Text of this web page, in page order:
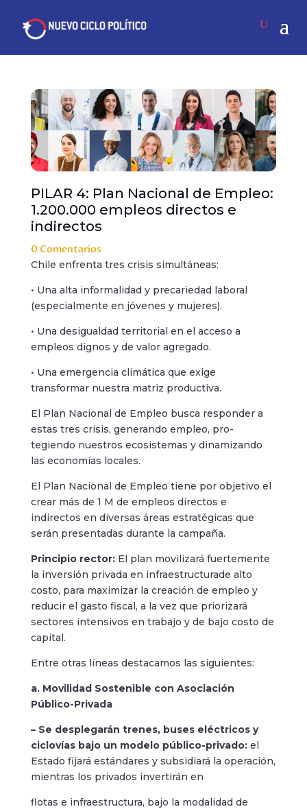
PILAR 4: Plan Nacional de Empleo:
1.200.000 empleos directos e
indirectos
0 Comentarios
Chile enfrenta tres crisis simultáneas:
• Una alta informalidad y precariedad laboral
(especialmente en jóvenes y mujeres).
• Una desigualdad territorial en el acceso a
empleos dignos y de valor agregado.
• Una emergencia climática que exige
transformar nuestra matriz productiva.
El Plan Nacional de Empleo busca responder a
estas tres crisis, generando empleo, pro-
tegiendo nuestros ecosistemas y dinamizando
las economías locales.
El Plan Nacional de Empleo tiene por objetivo el
crear más de 1 M de empleos directos e
indirectos en diversas áreas estratégicas que
serán presentadas durante la campaña.
Principio rector: El plan movilizará fuertemente
la inversión privada en infraestructurade alto
costo, para maximizar la creación de empleo y
reducir el gasto fiscal, a la vez que priorizará
sectores intensivos en trabajo y de bajo costo de
capital.
Entre otras líneas destacamos las siguientes:
a. Movilidad Sostenible con Asociación
Público-Privada
– Se desplegarán trenes, buses eléctricos y
ciclovías bajo un modelo público-privado:el
Estado fijará estándares y subsidiará la operación,
mientras los privados invertirán en
flotas e infraestructura, bajo la modalidad de